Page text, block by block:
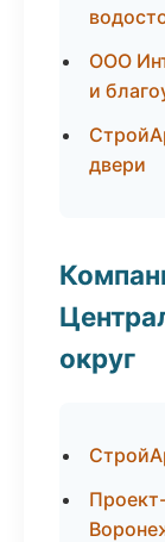
ООО
и
двери
округ